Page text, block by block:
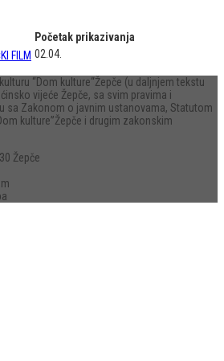
Početak prikazivanja
FILM 02.04.
“Dom kulture“Žepče (u daljnjem tekstu
vijeće Žepče, sa svim pravima i
sa Zakonom o javnim ustanovama, Statutom
kulture”Žepče i drugim zakonskim
Žepče